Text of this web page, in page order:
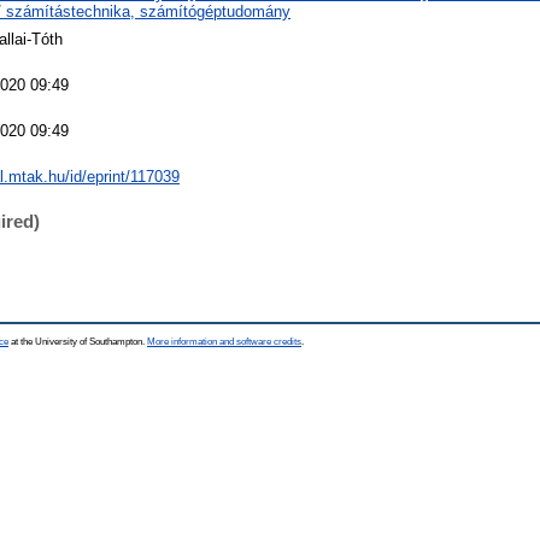
számítástechnika, számítógéptudomány
Tóth
09:49
09:49
id/eprint/117039
at the University of Southampton. More information and software credits